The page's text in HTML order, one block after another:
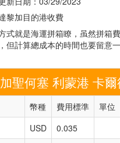
黎加目的港收費
式就是海運拼箱瞭，虽然拼箱
但計算總成本的時間也要留意
聖何塞 利蒙港 卡
幣種 費用標準 單位
USD 0.035